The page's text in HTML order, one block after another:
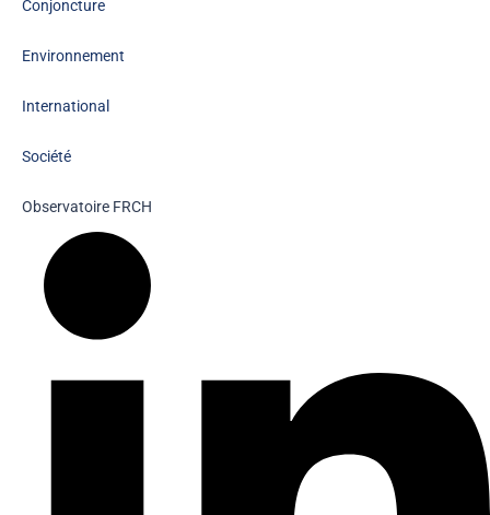
Conjoncture
Environnement
International
Société
Observatoire FRCH